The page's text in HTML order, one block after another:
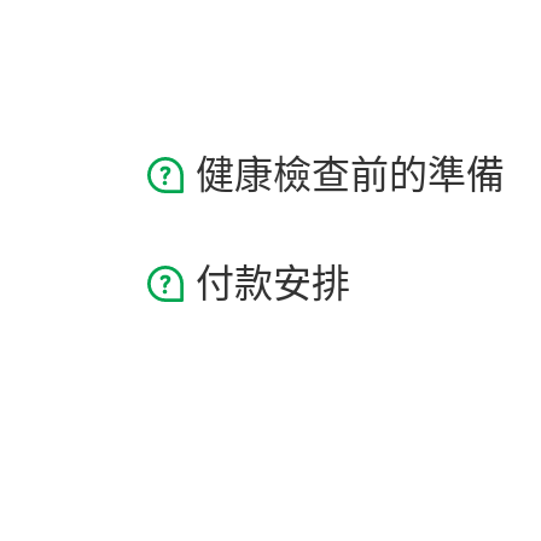
健康檢查前的準備
穿著輕便、舒適的衣服；
付款安排